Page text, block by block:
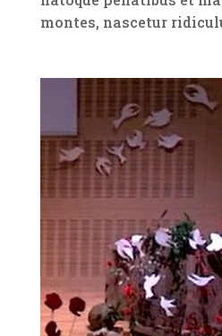
montes, nascetur